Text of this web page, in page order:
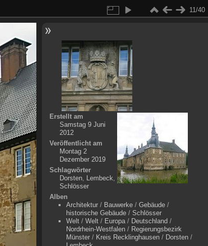
11/40
Erstellt am
Samstag 9 Juni
2012
Veröffentlicht am
Montag 2
Dezember 2019
Schlagwörter
Dorsten, Lembeck,
Schlösser
Alben
Architektur/ Bauwerke/ Gebäude/
historische Gebäude/ Schlösser
Welt/ Welt/ Europa/ Deutschland /
Nordrhein-Westfalen/ Regierungsbezirk
Münster/ Kreis Recklinghausen/ Dorsten/